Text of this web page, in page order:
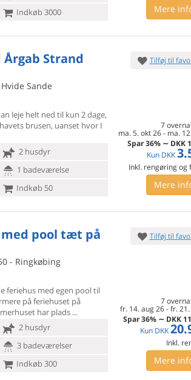
Indkøb 3000 Mere
Strand
Sande
leje helt ned til kun 2 dage,
brusen, uanset hvor I
2 husdyr
1 badeværelse
Indkøb 50
Tilføj til
7
ma. 5. okt 26- ma.
Spar 36% ∼ DKK
Kun DKK
Inkl. rengøring og
Mere
pool tæt på
- Ringkøbing
feriehus med egen pool til
på feriehuset på
har plads
2 husdyr
3 badeværelser
Indkøb 300
Tilføj til
7
fr. 14. aug 26-fr.
Spar 36% ∼ DKK
Kun DKK
Inkl.
Mere